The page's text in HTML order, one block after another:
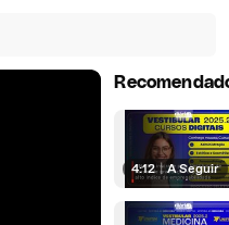
4:12 | A Seguir